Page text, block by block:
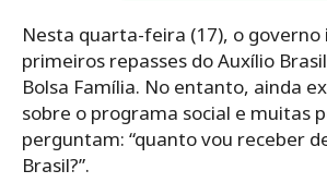
Nesta quarta-feira (17), o governo
primeiros repasses do Auxílio
Bolsa Família. No entanto, ainda
sobre o programa social e muitas
perguntam: “quanto vou receber
Brasil?”.